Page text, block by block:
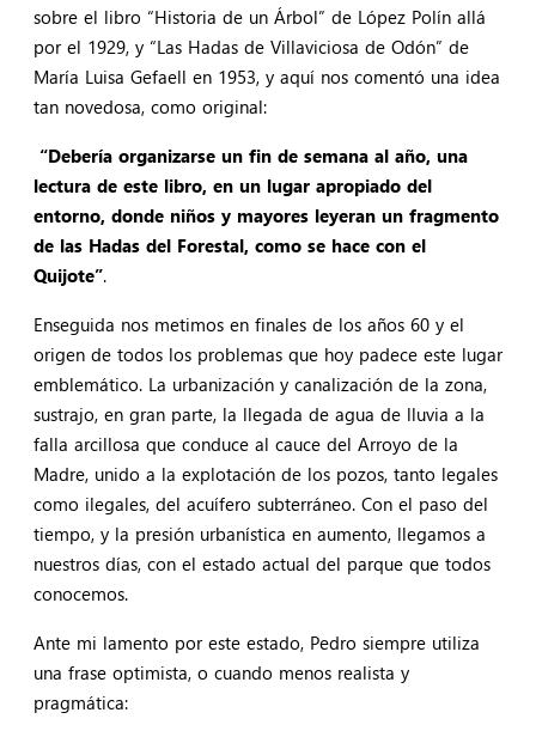
sobre el libro “Historia de un Árbol” de López Polín allá
por el 1929, y “Las Hadas de Villaviciosa de Odón” de
María Luisa Gefaell en 1953, y aquí nos comentó una idea
tan novedosa, como original:
“Debería organizarse un fin de semana al año, una
lectura de este libro, en un lugar apropiado del
entorno, donde niños y mayores leyeran un fragmento
de las Hadas del Forestal, como se hace con el
Quijote”.
Enseguida nos metimos en finales de los años 60 y el
origen de todos los problemas que hoy padece este lugar
emblemático. La urbanización y canalización de la zona,
sustrajo, en gran parte, la llegada de agua de lluvia a la
falla arcillosa que conduce al cauce del Arroyo de la
Madre, unido a la explotación de los pozos, tanto legales
como ilegales, del acuífero subterráneo. Con el paso del
tiempo, y la presión urbanística en aumento, llegamos a
nuestros días, con el estado actual del parque que todos
conocemos.
Ante mi lamento por este estado, Pedro siempre utiliza
una frase optimista, o cuando menos realista y
pragmática: